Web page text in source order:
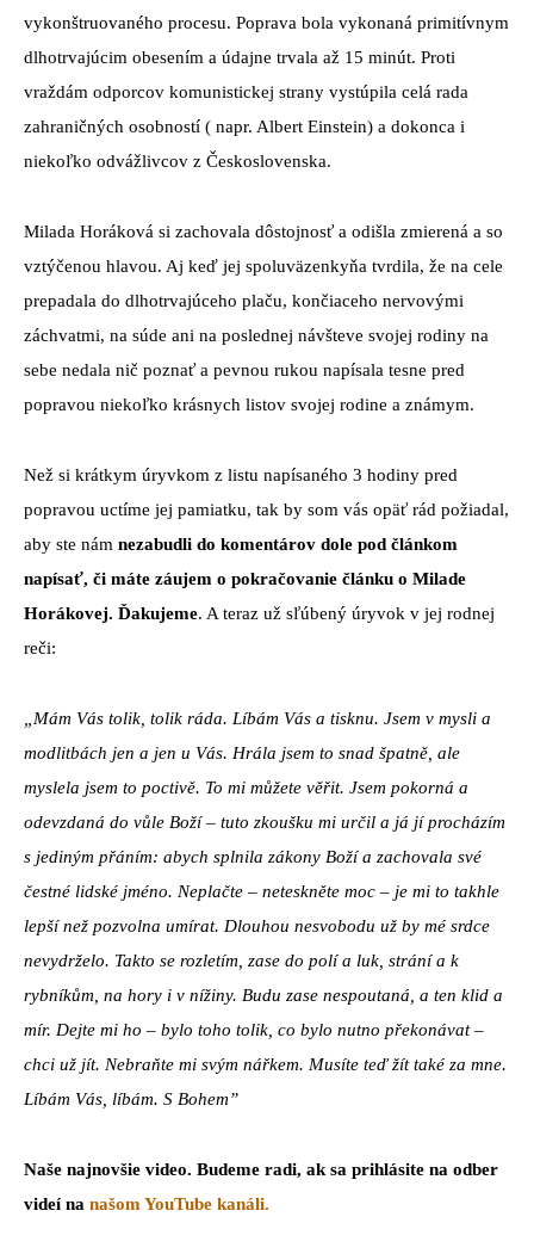
vykonštruovaného procesu. Poprava bola vykonaná primitívnym
dlhotrvajúcim obesením a údajne trvala až 15 minút. Proti
vraždám odporcov komunistickej strany vystúpila celá rada
zahraničných osobností ( napr. Albert Einstein) a dokonca i
niekoľko odvážlivcov z Československa.
Milada Horáková si zachovala dôstojnosť a odišla zmierená a so
vztýčenou hlavou. Aj keď jej spoluväzenkyňa tvrdila, že na cele
prepadala do dlhotrvajúceho plaču, končiaceho nervovými
záchvatmi, na súde ani na poslednej návšteve svojej rodiny na
sebe nedala nič poznať a pevnou rukou napísala tesne pred
popravou niekoľko krásnych listov svojej rodine a známym.
Než si krátkym úryvkom z listu napísaného 3 hodiny pred
popravou uctíme jej pamiatku, tak by som vás opäť rád požiadal,
aby ste nám nezabudli do komentárov dole pod článkom
napísať, či máte záujem o pokračovanie článku o Milade
Horákovej. Ďakujeme. A teraz už sľúbený úryvok v jej rodnej
reči:
„Mám Vás tolik, tolik ráda. Líbám Vás a tisknu. Jsem v mysli a
modlitbách jen a jen u Vás. Hrála jsem to snad špatně, ale
myslela jsem to poctivě. To mi můžete věřit. Jsem pokorná a
odevzdaná do vůle Boží – tuto zkoušku mi určil a já jí procházím
s jediným přáním: abych splnila zákony Boží a zachovala své
čestné lidské jméno. Neplačte – neteskněte moc – je mi to takhle
lepší než pozvolna umírat. Dlouhou nesvobodu už by mé srdce
nevydrželo. Takto se rozletím, zase do polí a luk, strání a k
rybníkům, na hory i v nížiny. Budu zase nespoutaná, a ten klid a
mír. Dejte mi ho – bylo toho tolik, co bylo nutno překonávat –
chci už jít. Nebraňte mi svým nářkem. Musíte teď žít také za mne.
Líbám Vás, líbám. S Bohem”
Naše najnovšie video. Budeme radi, ak sa prihlásite na odber
videí na našom YouTube kanáli.